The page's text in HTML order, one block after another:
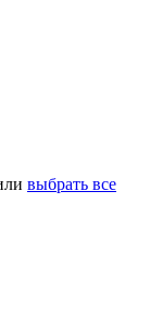
выбрать все